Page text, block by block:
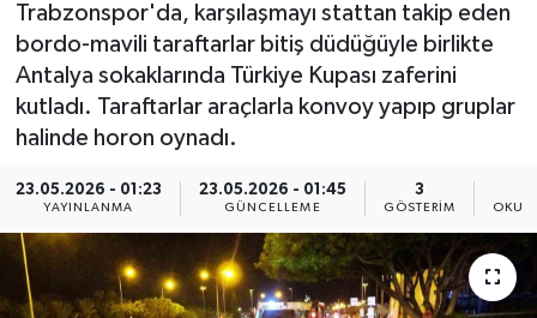
Trabzonspor'da, karşılaşmayı stattan takip eden
bordo-mavili taraftarlar bitiş düdüğüyle birlikte
Antalya sokaklarında Türkiye Kupası zaferini
kutladı. Taraftarlar araçlarla konvoy yapıp gruplar
halinde horon oynadı.
23.05.2026 - 01:23
YAYINLANMA
23.05.2026 - 01:45
GÜNCELLEME
3
GÖSTERIM